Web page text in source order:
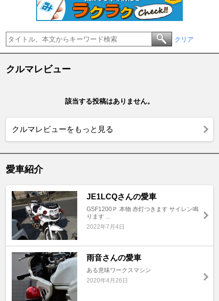
クリア
クルマレビュー
該当する投稿はありません。
クルマレビューをもっと見る
愛車紹介
JE1LCQさんの愛車
GSF1200Ｐ 本物 赤灯つきます サイレン鳴
ります ...
2022年7月4日
雨音さんの愛車
ある意味ワークスマシン
2020年4月26日